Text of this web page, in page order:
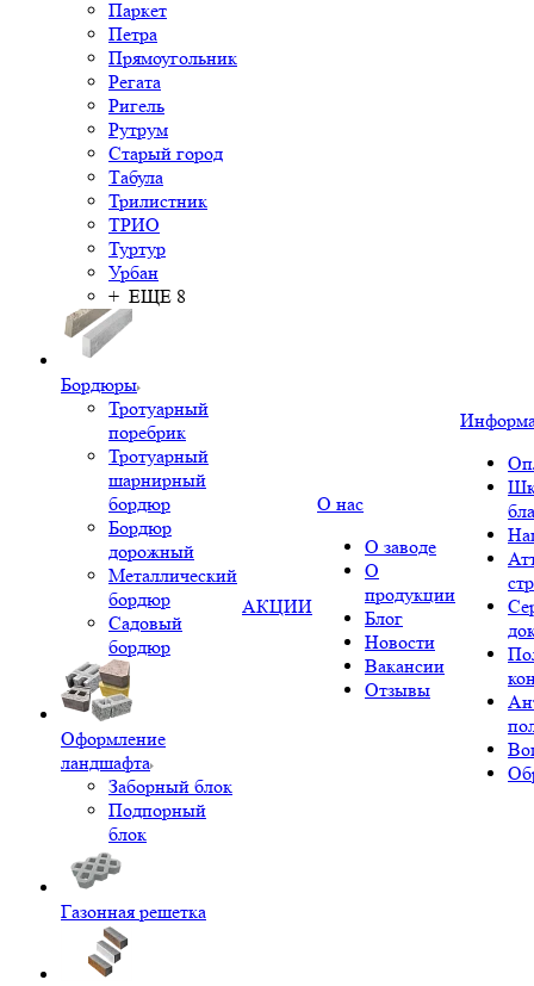
Паркет
Петра
Прямоугольник
Регата
Ригель
Рутрум
Старый город
Табула
Трилистник
ТРИО
Туртур
Урбан
+ ЕЩЕ 8
Бордюры
Тротуарный
поребрик
Тротуарный
шарнирный
бордюр
Бордюр
дорожный
Металлический
бордюр
Садовый
бордюр
Оформление
ландшафта
Заборный блок
Подпорный
блок
Газонная решетка
АКЦИИ
О нас
О заводе
О
продукции
Блог
Новости
Вакансии
Отзывы